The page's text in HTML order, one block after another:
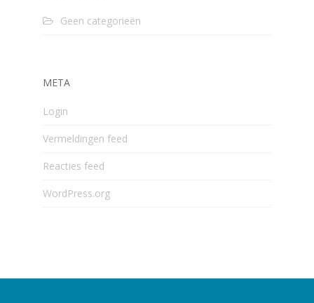
Geen categorieën
META
Login
Vermeldingen feed
Reacties feed
WordPress.org